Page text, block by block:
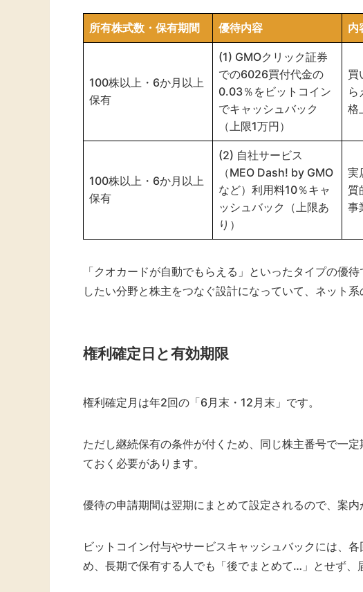
所有株式数・保有期間 優待内容 内
100株以上・6か月以上
保有
(1) GMOクリック証券
での6026買付代金の
0.03％をビットコイン
でキャッシュバック
（上限1万円）
買
ら
格
100株以上・6か月以上
保有
(2) 自社サービス
（MEO Dash! by GMO
など）利用料10％キャ
ッシュバック（上限あ
り）
実
質
事
「クオカードが自動でもらえる」といったタイプの優
したい分野と株主をつなぐ設計になっていて、ネット系
権利確定日と有効期限
権利確定月は年2回の「6月末・12月末」です。
ただし継続保有の条件が付くため、同じ株主番号で一
ておく必要があります。
優待の申請期間は翌期にまとめて設定されるので、案内
ビットコイン付与やサービスキャッシュバックには、
め、長期で保有する人でも「後でまとめて…」とせず、